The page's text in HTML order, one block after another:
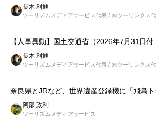
長木 利通
ツーリズムメディアサービス代表 / ㈱ツーリンクス代
【人事異動】国土交通省（2026年7月31日
長木 利通
ツーリズムメディアサービス代表 / ㈱ツーリンクス代
奈良県とJRなど、世界遺産登録機に「飛鳥ト
阿部 政利
ツーリズムメディアサービス